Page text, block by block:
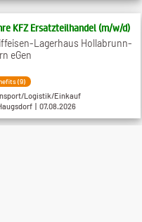
KFZ Ersatzteilhandel (m/w/d)
Lagerhaus Hollabrunn-
eGen
(9)
Logistik/Einkauf
| 07.08.2026